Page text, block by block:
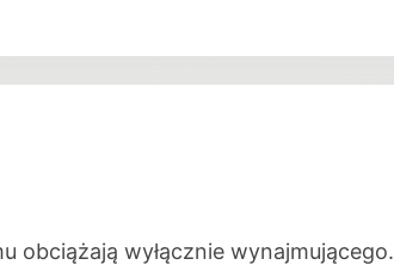
obciążają wyłącznie wynajmującego.